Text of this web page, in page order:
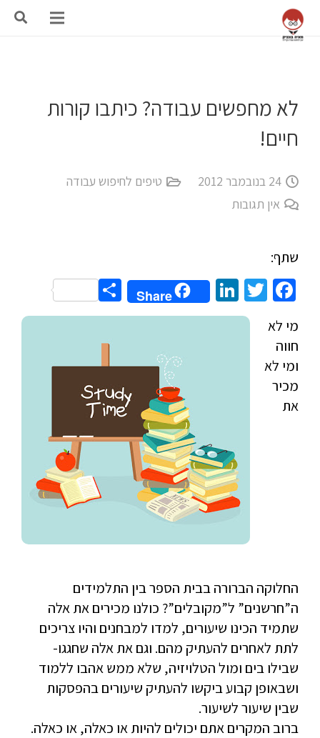
לא מחפשים עבודה? כיתבו קורות
חיים!
24 בנובמבר 2012
טיפים לחיפוש עבודה
אין תגובות
שתף:
Facebook
Twitter
LinkedIn
Share
Share
מי לא
חווה
ומי לא
מכיר
את
החלוקה הברורה בבית הספר בין התלמידים
ה”חרשנים” ל”מקובלים”? כולנו מכירים את אלה
שתמיד הכינו שיעורים, למדו למבחנים והיו צריכים
לתת לאחרים להעתיק מהם. וגם את אלה שחגגו-
שבילו בים ומול הטלויזיה, שלא ממש אהבו ללמוד
ושבאופן קבוע ביקשו להעתיק שיעורים בהפסקות
שבין שיעור לשיעור.
ברוב המקרים אתם יכולים להיות או כאלה, או כאלה.